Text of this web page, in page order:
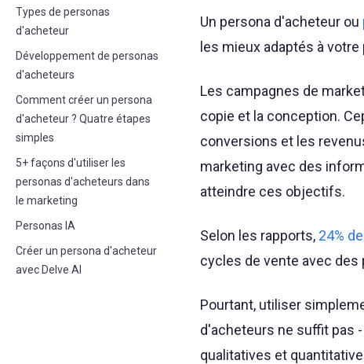
Types de personas
d'acheteur
Développement de personas
d'acheteurs
Comment créer un persona
d'acheteur ? Quatre étapes
simples
5+ façons d'utiliser les
personas d'acheteurs dans
le marketing
Personas IA
Créer un persona d'acheteur
avec Delve AI
Un persona d'acheteur ou
les mieux adaptés à
Les campagnes de
copie et la conception.
conversions et les
marketing avec des
atteindre ces objectifs.
Selon les rapports, 24%
cycles de vente avec
Pourtant, utiliser
d'acheteurs ne suffit pas
qualitatives et